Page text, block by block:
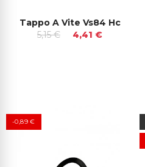
Tappo A Vite Vs84 Hc
5,15 €
4,41 €
-0,89 €